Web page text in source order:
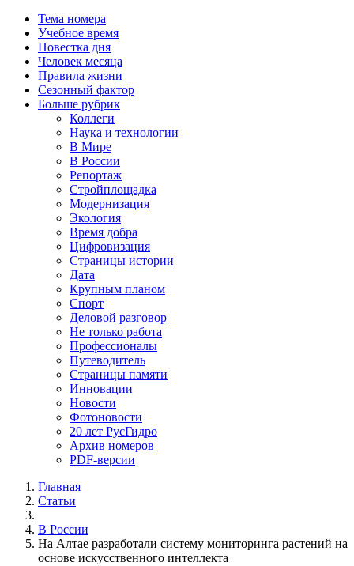
Тема номера
Учебное время
Повестка дня
Человек месяца
Правила жизни
Сезонный фактор
Больше рубрик
Коллеги
Наука и технологии
В Мире
В России
Репортаж
Стройплощадка
Модернизация
Экология
Время добра
Цифровизация
Страницы истории
Дата
Крупным планом
Спорт
Деловой разговор
Не только работа
Профессионалы
Путеводитель
Страницы памяти
Инновации
Новости
Фотоновости
20 лет РусГидро
Архив номеров
PDF-версии
Главная
Статьи
В России
На Алтае разработали систему мониторинга растений на
основе искусственного интеллекта